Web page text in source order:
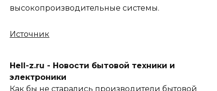
высокопроизводительные системы.
Источник
Hell-z.ru - Новости бытовой техники и
электроники
Как бы не старались производители бытовой